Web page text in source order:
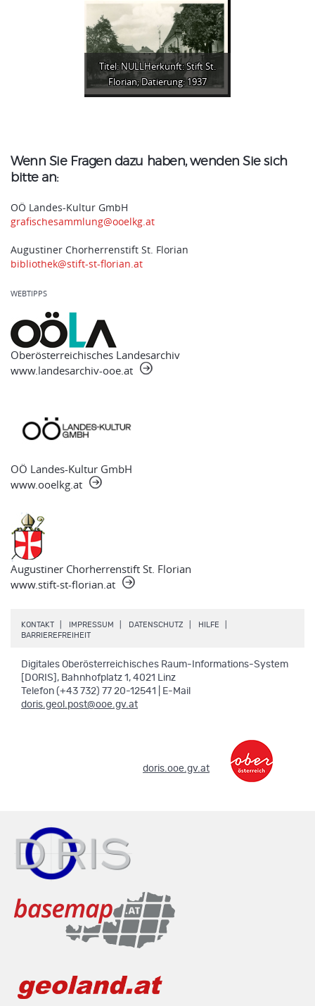
Titel: NULLHerkunft: Stift St.
Florian; Datierung: 1937
Wenn Sie Fragen dazu haben, wenden Sie sich
bitte an:
OÖ Landes-Kultur GmbH
grafischesammlung@ooelkg.at
Augustiner Chorherrenstift St. Florian
bibliothek@stift-st-florian.at
WEBTIPPS
Oberösterreichisches Landesarchiv
www.landesarchiv-ooe.at
OÖ Landes-Kultur GmbH
www.ooelkg.at
Augustiner Chorherrenstift St. Florian
www.stift-st-florian.at
KONTAKT IMPRESSUM DATENSCHUTZ HILFE
BARRIEREFREIHEIT.
Digitales Oberösterreichisches Raum-Informations-System
[DORIS], Bahnhofplatz 1, 4021 Linz
Telefon (+43 732) 77 20-12541 | E-Mail
doris.geol.post@ooe.gv.at
doris.ooe.gv.at.